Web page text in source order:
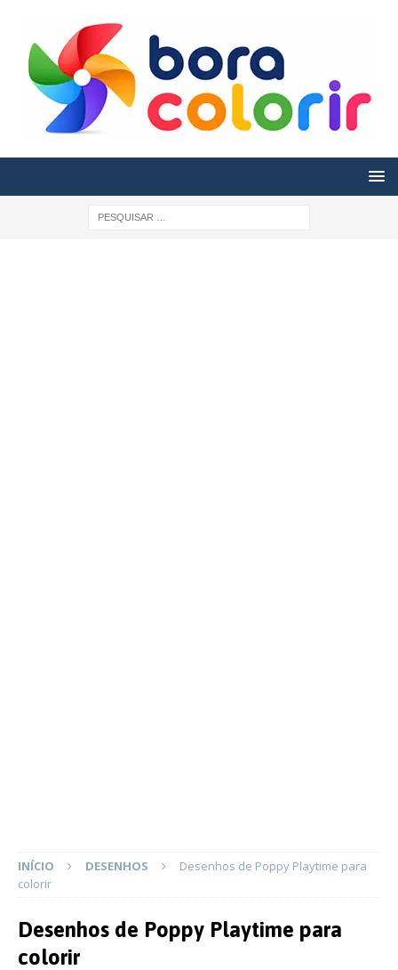
INÍCIO DESENHOS
Desenhos de Poppy Playtime para
colorir
Desenhos de Poppy Playtime para
colorir